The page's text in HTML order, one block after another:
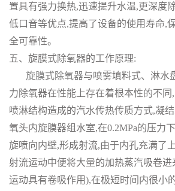
置具有强力换热,迅速提升水温,更深度
低口音等优点,提高了设备的使用寿命,
全可靠性。
五、旋膜式除氧器的工作原理:
旋膜式除氧器与喷雾填料式、淋水
力除氧器在性能上存在着根本性的不
喷淋结构造成的汽水传热传质方式,凝
氧头内旋膜器组水室,在0.2MPa的压力
旋喷向内壁,形成射流,由于内孔充满了
射流运动中便将大量的加热蒸汽吸卷进
运动具有卷吸作用),在极短时间内很小